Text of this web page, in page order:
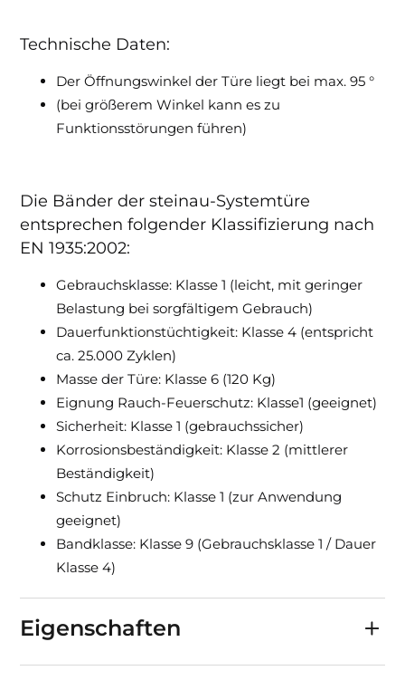
Technische Daten:
Der Öffnungswinkel der Türe liegt bei max. 95 °
(bei größerem Winkel kann es zu
Funktionsstörungen führen)
Die Bänder der steinau-Systemtüre
entsprechen folgender Klassifizierung nach
EN 1935:2002:
Gebrauchsklasse: Klasse 1 (leicht, mit geringer
Belastung bei sorgfältigem Gebrauch)
Dauerfunktionstüchtigkeit: Klasse 4 (entspricht
ca. 25.000 Zyklen)
Masse der Türe: Klasse 6 (120 Kg)
Eignung Rauch-Feuerschutz: Klasse1 (geeignet)
Sicherheit: Klasse 1 (gebrauchssicher)
Korrosionsbeständigkeit: Klasse 2 (mittlerer
Beständigkeit)
Schutz Einbruch: Klasse 1 (zur Anwendung
geeignet)
Bandklasse: Klasse 9 (Gebrauchsklasse 1 / Dauer
Klasse 4)
Eigenschaften